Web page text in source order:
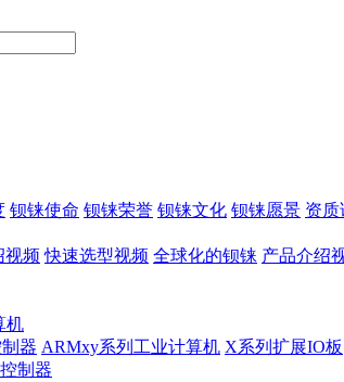
钡铼使命 钡铼荣誉 钡铼文化 钡铼愿景 资质
视频 快速选型视频 全球化的钡铼 产品介绍
机
器 ARMxy系列工业计算机 X系列扩展IO板
制器